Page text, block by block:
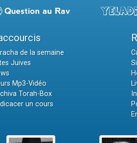
de la semaine
Juives
Mp3-Vidéo
Torah-Box
un cours